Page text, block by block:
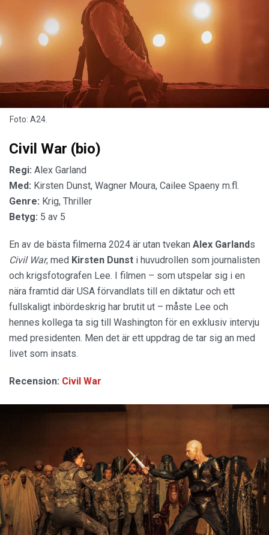
Foto: A24.
Civil War (bio)
Regi: Alex Garland
Med: Kirsten Dunst, Wagner Moura, Cailee Spaeny m.fl.
Genre: Krig, Thriller
Betyg: 5 av 5
En av de bästa filmerna 2024 är utan tvekan Alex Garlands
Civil War, med Kirsten Dunst i huvudrollen som journalisten
och krigsfotografen Lee. I filmen – som utspelar sig i en
nära framtid där USA förvandlats till en diktatur och ett
fullskaligt inbördeskrig har brutit ut – måste Lee och
hennes kollega ta sig till Washington för en exklusiv intervju
med presidenten. Men det är ett uppdrag de tar sig an med
livet som insats.
Recension: Civil War